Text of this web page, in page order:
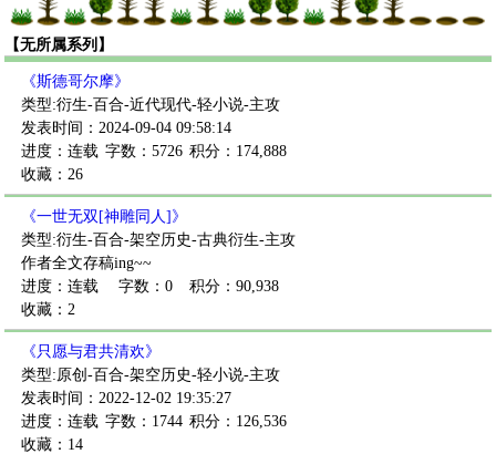
【无所属系列】
《斯德哥尔摩》
类型:衍生-百合-近代现代-轻小说-主攻
发表时间：2024-09-04 09:58:14
进度：连载 字数：5726 积分：174,888
收藏：26
《一世无双[神雕同人]》
类型:衍生-百合-架空历史-古典衍生-主攻
作者全文存稿ing~~
进度：连载
字数：0
积分：90,938
收藏：2
《只愿与君共清欢》
类型:原创-百合-架空历史-轻小说-主攻
发表时间：2022-12-02 19:35:27
进度：连载 字数：1744 积分：126,536
收藏：14